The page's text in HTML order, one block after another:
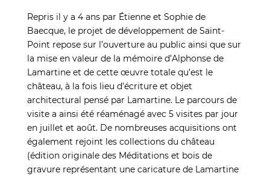
Repris il y a 4 ans par Étienne et Sophie de
Baecque, le projet de développement de Saint-
Point repose sur l’ouverture au public ainsi que sur
la mise en valeur de la mémoire d’Alphonse de
Lamartine et de cette œuvre totale qu’est le
château, à la fois lieu d’écriture et objet
architectural pensé par Lamartine. Le parcours de
visite a ainsi été réaménagé avec 5 visites par jour
en juillet et août. De nombreuses acquisitions ont
également rejoint les collections du château
(édition originale des Méditations et bois de
gravure représentant une caricature de Lamartine